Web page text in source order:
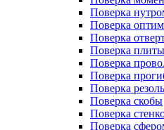
Поверка
Поверка
Поверка
Поверка
Поверка
Поверка
Поверка
Поверка скобы
Поверка
Поверка